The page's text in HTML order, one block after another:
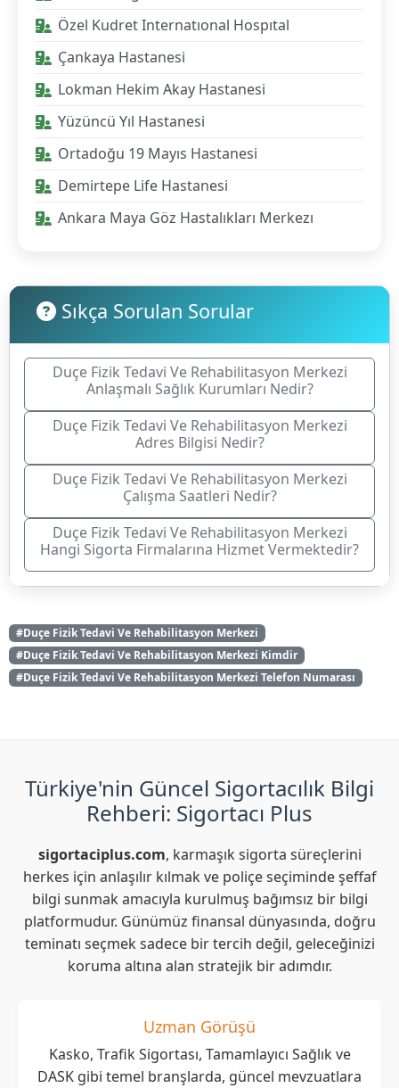
Özel Kudret Internatıonal Hospıtal
Çankaya Hastanesi
Lokman Hekim Akay Hastanesi
Yüzüncü Yıl Hastanesi
Ortadoğu 19 Mayıs Hastanesi
Demirtepe Life Hastanesi
Ankara Maya Göz Hastalıkları Merkezı
Sıkça Sorulan Sorular
Duçe Fizik Tedavi Ve Rehabilitasyon Merkezi
Anlaşmalı Sağlık Kurumları Nedir?
Duçe Fizik Tedavi Ve Rehabilitasyon Merkezi
Adres Bilgisi Nedir?
Duçe Fizik Tedavi Ve Rehabilitasyon Merkezi
Çalışma Saatleri Nedir?
Duçe Fizik Tedavi Ve Rehabilitasyon Merkezi
Hangi Sigorta Firmalarına Hizmet Vermektedir?
#Duçe Fizik Tedavi Ve Rehabilitasyon Merkezi
#Duçe Fizik Tedavi Ve Rehabilitasyon Merkezi Kimdir
#Duçe Fizik Tedavi Ve Rehabilitasyon Merkezi Telefon Numarası
Türkiye'nin Güncel Sigortacılık Bilgi
Rehberi: Sigortacı Plus
sigortaciplus.com, karmaşık sigorta süreçlerini
herkes için anlaşılır kılmak ve poliçe seçiminde şeffaf
bilgi sunmak amacıyla kurulmuş bağımsız bir bilgi
platformudur. Günümüz finansal dünyasında, doğru
teminatı seçmek sadece bir tercih değil, geleceğinizi
koruma altına alan stratejik bir adımdır.
Uzman Görüşü
Kasko, Trafik Sigortası, Tamamlayıcı Sağlık ve
DASK gibi temel branşlarda, güncel mevzuatlara